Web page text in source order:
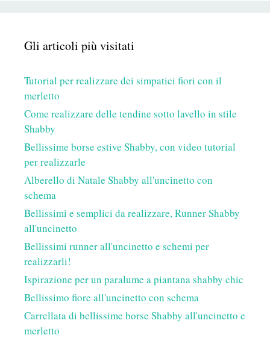
Gli articoli più visitati
Tutorial per realizzare dei simpatici fiori con il
merletto
Come realizzare delle tendine sotto lavello in stile
Shabby
Bellissime borse estive Shabby, con video tutorial
per realizzarle
Alberello di Natale Shabby all'uncinetto con
schema
Bellissimi e semplici da realizzare, Runner Shabby
all'uncinetto
Bellissimi runner all'uncinetto e schemi per
realizzarli!
Ispirazione per un paralume a piantana shabby chic
Bellissimo fiore all'uncinetto con schema
Carrellata di bellissime borse Shabby all'uncinetto e
merletto